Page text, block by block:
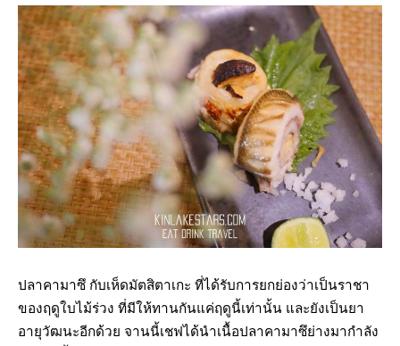
ปลาคามาซึ กับเห็ดมัตสิตาเกะ ที่ได้รับการยกย่องว่าเป็นราชา
ของฤดูใบไม้ร่วง ที่มีให้ทานกันแค่ฤดูนี้เท่านั้น และยังเป็นยา
อายุวัฒนะอีกด้วย จานนี้เชฟได้นำเนื้อปลาคามาซึย่างมากำลัง